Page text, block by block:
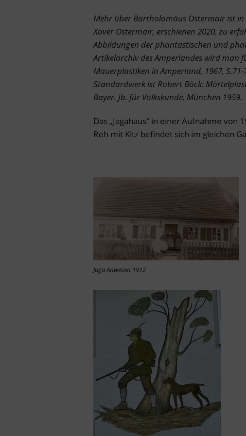
Mehr über Bartholomäus Ostermair ist
Xaver Ostermair, erschienen 2020, zu
Abbildungen der phantastischen und
Artikelarchiv des Amperlandes wird man
Mauerplastiken in Amperland, 1967,
Standardwerk ist Robert Böck:
Bayer. Jb. für Volkskunde, München 1959.
Das „Jagahaus“ in einer Aufnahme von
Reh mit Kitz befindet sich im gleichen
Jaga Anwesen 1912